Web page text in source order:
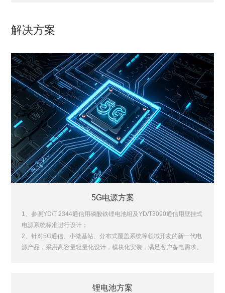
解决方案
5G电源方案
1、参照YD/T 2344通信用磷酸铁锂电池组及YD/T3090通信用壁挂式
电源系统标准进行设计；
2、针对5G通信、小微基站、分布式覆盖系统等领域开发的新一代电
源产品，采用高容量轻量化设计，模块化安装，满足客户备电需求。
锂电池方案